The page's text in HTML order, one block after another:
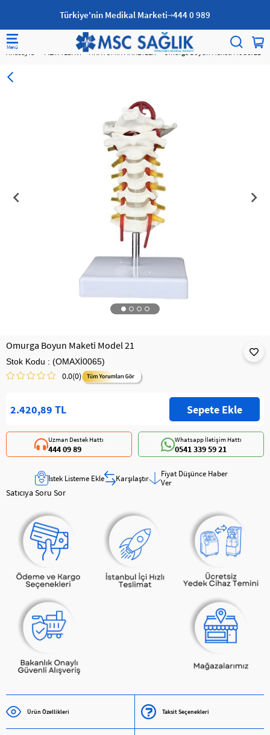
Türkiye'nin Medikal Marketi 444 0 989
Anasayfa FİZİK TEDAVİ ANATOMİK MAKETLER Omurga Boyun Maketi Model 21
Omurga Boyun Maketi Model 21
Stok Kodu (OMAXİ0065)
0.0(0)
2.420,89 TL
Whatsapp İletişim Hattı
0541 339 59 21
Uzman Destek Hattı
444 09 89
İstek Listeme Ekle Karşılaştır
Fiyat Düşünce Haber
Ver
Satıcıya Soru Sor
Ürün Özellikleri Taksit Seçenekleri